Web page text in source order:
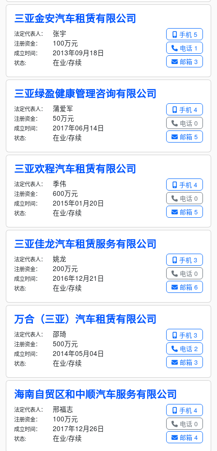
三亚金安汽车租赁有限公司
手机 5
电话 1
邮箱 3
法定代表人： 张宇
注册资金： 100万元
成立时间： 2013年09月18日
状态: 在业/存续
三亚绿盈健康管理咨询有限公司
手机 4
电话 0
邮箱 5
法定代表人： 蒲爱军
注册资金： 50万元
成立时间： 2017年06月14日
状态: 在业/存续
三亚欢程汽车租赁有限公司
手机 4
电话 0
邮箱 5
法定代表人： 季伟
注册资金： 600万元
成立时间： 2015年01月20日
状态: 在业/存续
三亚佳龙汽车租赁服务有限公司
手机 3
电话 0
邮箱 6
法定代表人： 姚龙
注册资金： 200万元
成立时间： 2016年12月21日
状态: 在业/存续
万合（三亚）汽车租赁有限公司
手机 3
电话 2
邮箱 3
法定代表人： 邵琦
注册资金： 500万元
成立时间： 2014年05月04日
状态: 在业/存续
海南自贸区和中顺汽车服务有限公司
手机 4
电话 0
邮箱 4
法定代表人： 邢福志
注册资金： 100万元
成立时间： 2017年12月26日
状态: 在业/存续